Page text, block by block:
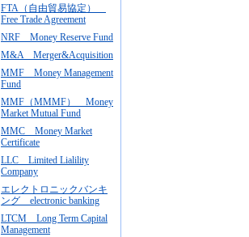
FTA（自由貿易協定）
Free Trade Agreement
NRF Money Reserve Fund
M&A Merger&Acquisition
MMF Money Management
Fund
MMF（MMMF） Money
Market Mutual Fund
MMC Money Market
Certificate
LLC Limited Lialility
Company
エレクトロニックバンキ
ング electronic banking
LTCM Long Term Capital
Management